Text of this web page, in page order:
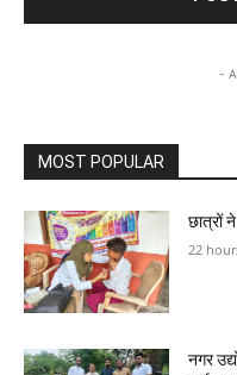
-
MOST POPULAR
छात्रों
22
नगर